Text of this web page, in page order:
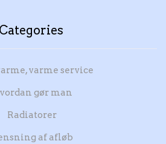
Categories
varme service
gør man
Radiatorer
af afløb